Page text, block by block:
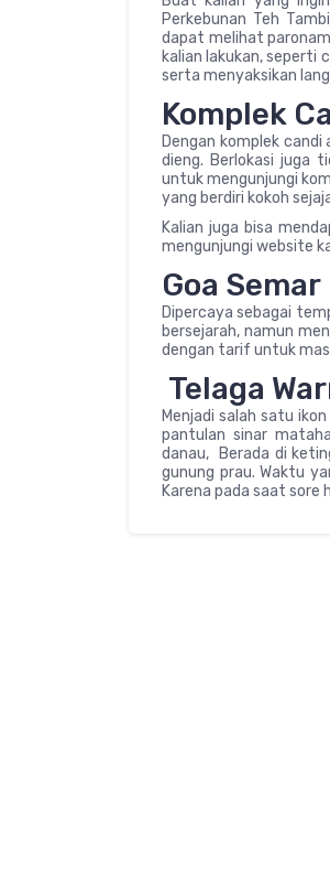
Perkebunan Teh
dapat melihat
kalian lakukan, seperti
serta menyaksikan
Komplek
Dengan komplek
dieng. Berlokasi juga
untuk mengunjungi
yang berdiri kokoh
Kalian juga bisa
mengunjungi website
Goa Semar
Dipercaya sebagai
bersejarah, namun
dengan tarif untuk
Telaga
Menjadi salah satu
pantulan sinar
danau, Berada di
gunung prau. Waktu
Karena pada saat sore